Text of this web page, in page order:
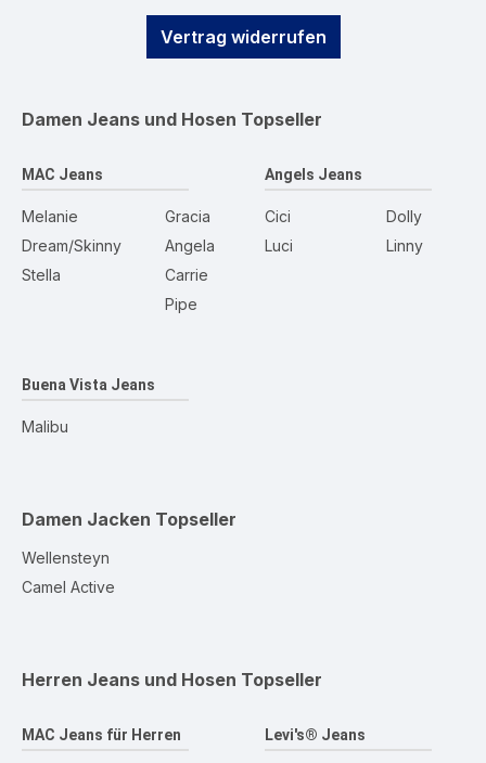
Vertrag widerrufen
Damen Jeans und Hosen Topseller
MAC Jeans
Melanie
Dream/Skinny
Stella
Gracia
Angela
Carrie
Pipe
Angels Jeans
Cici
Luci
Dolly
Linny
Buena Vista Jeans
Malibu
Damen Jacken Topseller
Wellensteyn
Camel Active
Herren Jeans und Hosen Topseller
MAC Jeans für Herren Levi's® Jeans